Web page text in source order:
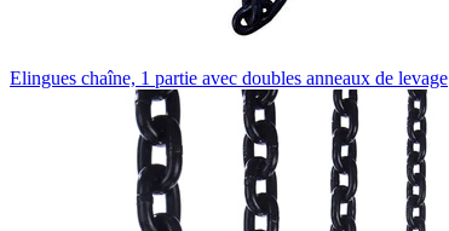
Elingues chaîne, 1 partie avec doubles anneaux de levage